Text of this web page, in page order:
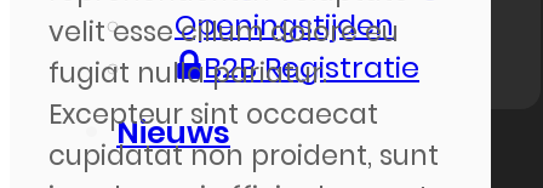
Openingstijden
B2B Registratie
Nieuws
velit esse cillum dolore eu
fugiat nulla pariatur.
Excepteur sint occaecat
cupidatat non proident, sunt